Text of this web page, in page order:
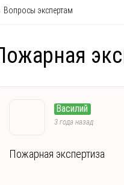
Вопросы экспертам
Василий
3 года назад
Пожарная экспертиза